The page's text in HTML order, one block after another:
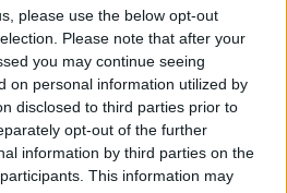
please use the below opt-out
Please note that after your
you may continue seeing
on personal information utilized by
disclosed to third parties prior to
opt-out of the further
information by third parties on the
This information may
Követem
BUDAPEST